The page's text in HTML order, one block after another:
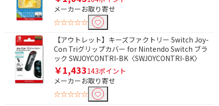
メーカーお取り寄せ
☆☆☆☆☆
【アウトレット】キーズファクトリー Switch Joy-
Con Triグリップカバー for Nintendo Switch ブラ
ック SWJOYCONTRI-BK〈SWJOYCONTRI-BK〉
￥1,433143ポイント
メーカーお取り寄せ
☆☆☆☆☆
円~
CERO年齢区分で絞り込む
A：全年齢対象
C：15歳以上対象
Z：18歳以上のみ対象